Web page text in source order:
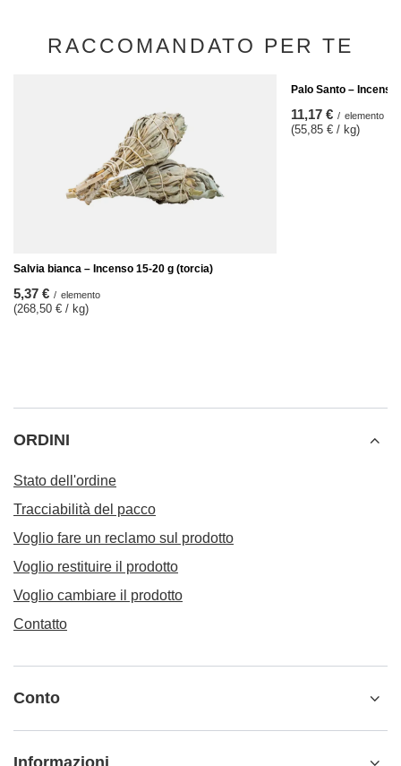
RACCOMANDATO PER TE
Salvia bianca – Incenso 15-20 g (torcia)
5,37 € / elemento
(268,50 € / kg)
Palo Santo – Incenso
11,17 € / elemento
(55,85 € / kg)
ORDINI
Stato dell'ordine
Tracciabilità del pacco
Voglio fare un reclamo sul prodotto
Voglio restituire il prodotto
Voglio cambiare il prodotto
Contatto
Conto
Informazioni